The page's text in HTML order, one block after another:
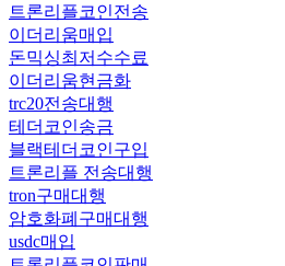
트론리플코인전송
이더리움매입
돈믹싱최저수수료
이더리움현금화
trc20전송대행
테더코인송금
블랙테더코인구입
트론리플 전송대행
tron구매대행
암호화폐구매대행
usdc매입